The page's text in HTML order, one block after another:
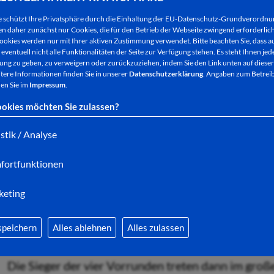
schützt Ihre Privatsphäre durch die Einhaltung der EU-Datenschutz-
daher zunächst nur Cookies, die für den Betrieb der Webseite zwingend
werden nur mit Ihrer aktiven Zustimmung verwendet. Bitte beachten Sie, dass
nicht alle Funktionalitäten der Seite zur Verfügung stehen. Es steht Ihnen
zu geben, zu verweigern oder zurückzuziehen, indem Sie den Link unten auf
Informationen finden Sie in unsererDatenschutzerklärung. Angaben zum
Sie im Impressum.
möchten Sie zulassen?
/ Analyse
Alles ablehnen Alles zulassen
Porträts sehen.
Doch damit ist das "Dolle Dorf" noch nicht vorbei:
Kohlhausen dabei, wenn Hessen das "Dollste
Alle Dörfer, die 2014 in der Hessenschau
im Kurzporträts gezeigt.
25. April 2015 von 15.45 Uhr bis 16.30 Uhr im
zu sehen.
Für unsere beiden
Telefon oder im Internet abstimmen. Die Internet-
Telefonnummern werden in der Sendung
Hessenschau-Seite 380 des Fernsehtextes zu
Bis zum Donnerstag der Folgewoche, also
bis
geschaltet und unsere beiden Bad Hersfelder
Die Sieger der vier Vorrunden treten dann im